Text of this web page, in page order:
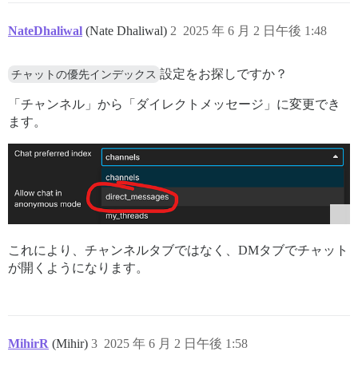
NateDhaliwal (Nate Dhaliwal) 2025 年 6 月 2 日午後 1:48
2
チャットの優先インデックス 設定をお探しですか？
「チャンネル」から「ダイレクトメッセージ」に変更でき
ます。
これにより、チャンネルタブではなく、DMタブでチャット
が開くようになります。
MihirR (Mihir) 2025 年 6 月 2 日午後 1:58
3